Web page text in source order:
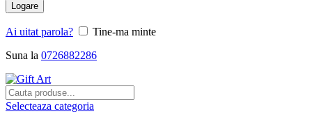
Logare
Ai uitat parola?
Tine-ma minte
Suna la 0726882286
Selecteaza categoria